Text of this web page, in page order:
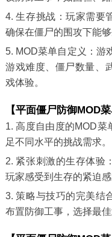
4. 生存挑战：玩家需要
确保在僵尸的围攻下能够
5. MOD菜单自定义：游
游戏难度、僵尸数量、
戏体验。
【平面僵尸防御MOD菜
1. 高度自由度的MOD
足不同水平的挑战需求。
2. 紧张刺激的生存体验
玩家感受到生存的紧迫感
3. 策略与技巧的完美结
布置防御工事，选择最